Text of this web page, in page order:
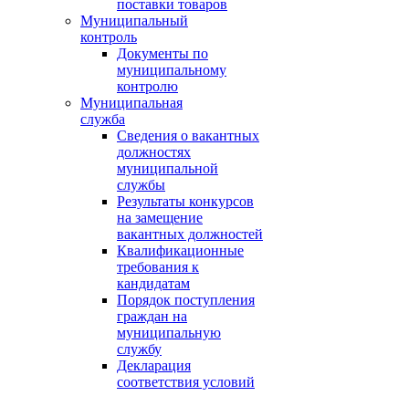
поставки товаров
Муниципальный
контроль
Документы по
муниципальному
контролю
Муниципальная
служба
Сведения о вакантных
должностях
муниципальной
службы
Результаты конкурсов
на замещение
вакантных должностей
Квалификационные
требования к
кандидатам
Порядок поступления
граждан на
муниципальную
службу
Декларация
соответствия условий